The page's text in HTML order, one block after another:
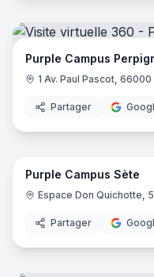
Purple Campus
1 Av. Paul Pascot,
Partager
Purple Campus Sète
Espace Don Quichotte,
Partager